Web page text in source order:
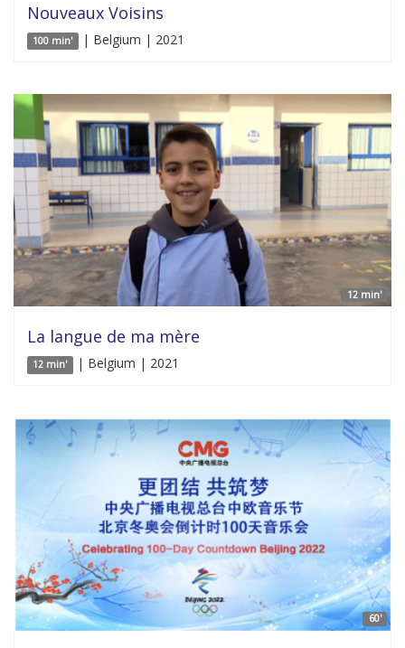
Nouveaux Voisins
100 min' | Belgium | 2021
12 min'
La langue de ma mère
12 min' | Belgium | 2021
60'